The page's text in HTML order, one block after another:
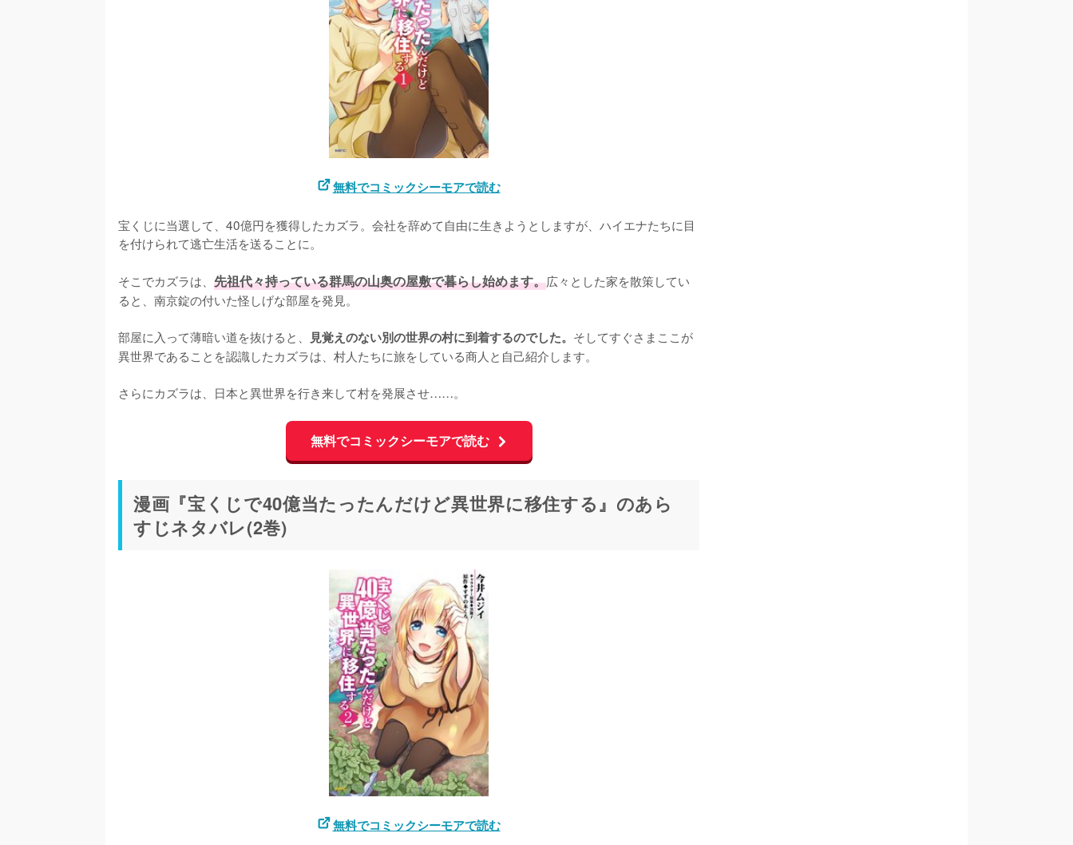
無料でコミックシーモアで読む
宝くじに当選して、40億円を獲得したカズラ。会社を辞めて自由に生きようとしますが、ハイエナたちに目
を付けられて逃亡生活を送ることに。
そこでカズラは、 先祖代々持っている群馬の山奥の屋敷で暮らし始めます。広々とした家を散策してい
ると、南京錠の付いた怪しげな部屋を発見。
部屋に入って薄暗い道を抜けると、 見覚えのない別の世界の村に到着するのでした。 そしてすぐさまここが
異世界であることを認識したカズラは、村人たちに旅をしている商人と自己紹介します。
さらにカズラは、日本と異世界を行き来して村を発展させ……。
無料でコミックシーモアで読む
漫画『宝くじで40億当たったんだけど異世界に移住する』のあら
すじネタバレ(2巻)
無料でコミックシーモアで読む